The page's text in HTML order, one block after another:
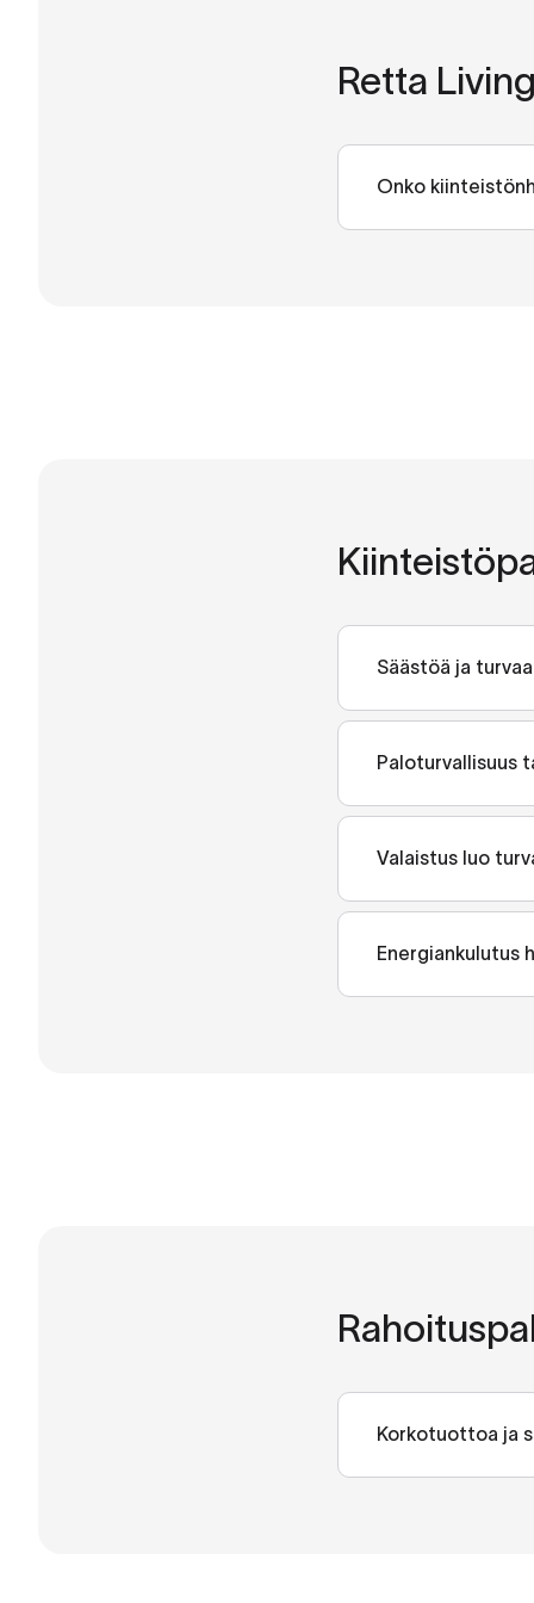
Retta Living
Onko
Säästöä ja
Tutustu
Katso webinaari
Paloturvallisuus
Paloturvallisuus
Valaistus luo
Taloyhtiön
Energiankulutus
Korkotuottoa ja